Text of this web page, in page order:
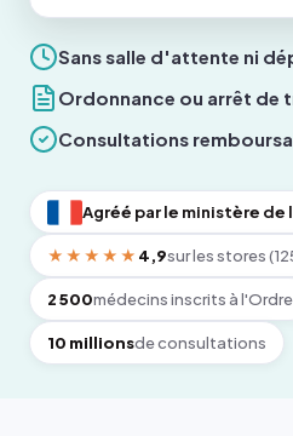
Sans salle d'attente ni
Ordonnance ou arrêt de
Consultations
Agréé par le ministère de
★★★★★ 4,9sur les stores
2 500médecins inscrits à l'Ordre
10 millionsde consultations